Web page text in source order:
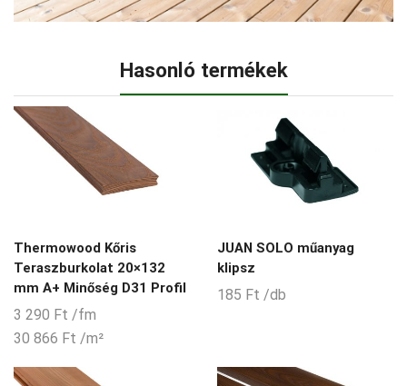
Hasonló termékek
Thermowood Kőris
Teraszburkolat 20×132
mm A+ Minőség D31 Profil
3 290 Ft /fm
30 866 Ft /m²
JUAN SOLO műanyag
klipsz
185 Ft /db